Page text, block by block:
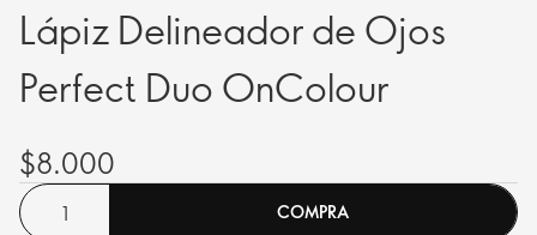
Lápiz Delineador de Ojos
Perfect Duo OnColour
$8.000
COMPRA